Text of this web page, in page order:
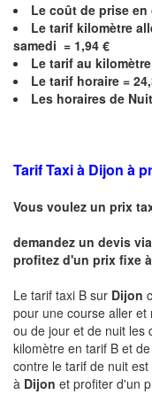
Le coût de prise en
Le tarif kilomètre
samedi = 1,94 €
Le tarif au
Le tarif horaire =
Les horaires de
Tarif Taxi à Dijon à
Vous voulez un prix
demandez un devis
profitez d'un prix fixe à
Le tarif taxi B sur Dijon
pour une course aller
ou de jour et de nuit les
kilomètre en tarif B et
contre le tarif de nuit
à Dijon et profiter d'un